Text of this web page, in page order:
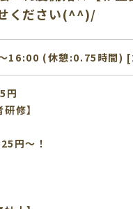
ください(^^)/
16:00 (休憩:0.75時間)
円
修】
円～！